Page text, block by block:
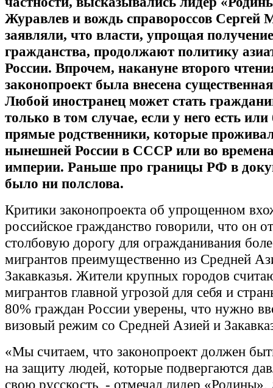
Журавлев и вождь справороссов Сергей
заявляли, что власти, упрощая получение
гражданства, продолжают политику
России. Впрочем, накануне второго
законопроект была внесена
Любой иностранец может стать
только в том случае, если у него есть
прямые родственники, которые
нынешней России в СССР или во
империи. Раньше про границы РФ в
было ни полслова.
Критики законопроекта об упрощенном
российское гражданство говорили, что он
столбовую дорогу для огражданивания
мигрантов преимущественно из Средней
Закавказья. Жители крупных городов
мигрантов главной угрозой для себя и
80% граждан России уверены, что нужно
визовый режим со Средней Азией и
«Мы считаем, что законопроект должен
на защиту людей, которые подвергаются
свою русскость, - отмечал лидер «Родины»,